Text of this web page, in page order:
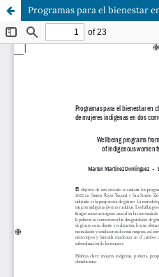
Programas para el bienestar